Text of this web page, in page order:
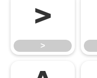
>
>